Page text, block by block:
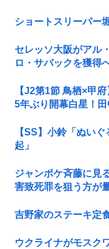
ショートスリーパー
セレッソ大阪がアル
ロ・サバックを獲
【J2第1節 鳥栖×甲
5年ぶり開幕白星！
【SS】小鈴「ぬい
起」
ジャンポケ斉藤に見
害致死罪を狙う方が
吉野家のステーキ定
ウクライナがモスク